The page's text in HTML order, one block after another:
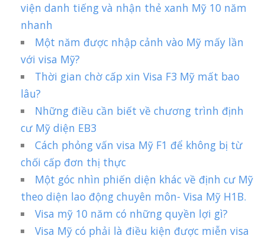
viện danh tiếng và nhận thẻ xanh Mỹ 10 năm
nhanh
Một năm được nhập cảnh vào Mỹ mấy lần
với visa Mỹ?
Thời gian chờ cấp xin Visa F3 Mỹ mất bao
lâu?
Những điều cần biết về chương trình định
cư Mỹ diện EB3
Cách phỏng vấn visa Mỹ F1 để không bị từ
chối cấp đơn thị thực
Một góc nhìn phiến diện khác về định cư Mỹ
theo diện lao động chuyên môn- Visa Mỹ H1B.
Visa mỹ 10 năm có những quyền lợi gì?
Visa Mỹ có phải là điều kiện được miễn visa